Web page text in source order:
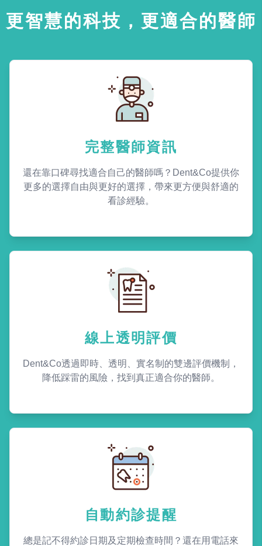
更智慧的科技，更適合的醫師
完整醫師資訊
還在靠口碑尋找適合自己的醫師嗎？Dent&Co提供你
更多的選擇自由與更好的選擇，帶來更方便與舒適的
看診經驗。
線上透明評價
Dent&Co透過即時、透明、實名制的雙邊評價機制，
降低踩雷的風險，找到真正適合你的醫師。
自動約診提醒
總是記不得約診日期及定期檢查時間？還在用電話來